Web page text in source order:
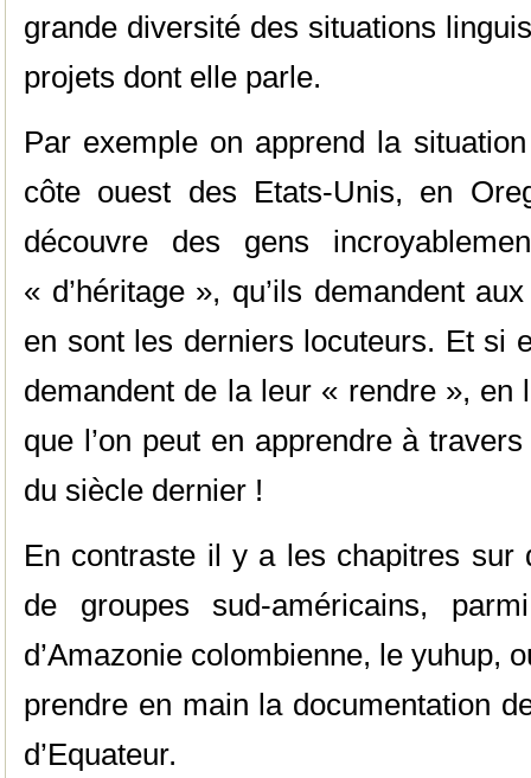
grande diversité des situations
projets dont elle parle.
Par exemple on apprend la
côte ouest des Etats-Unis, en
découvre des gens
« d’héritage », qu’ils demandent
en sont les derniers locuteurs. Et si
demandent de la leur « rendre »,
que l’on peut en apprendre à
du siècle dernier !
En contraste il y a les chapitres sur
de groupes sud-américains,
d’Amazonie colombienne, le yuhup,
prendre en main la documentation
d’Equateur.